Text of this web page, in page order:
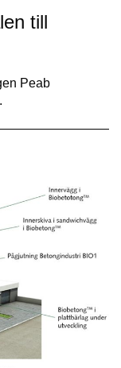
till
Peab